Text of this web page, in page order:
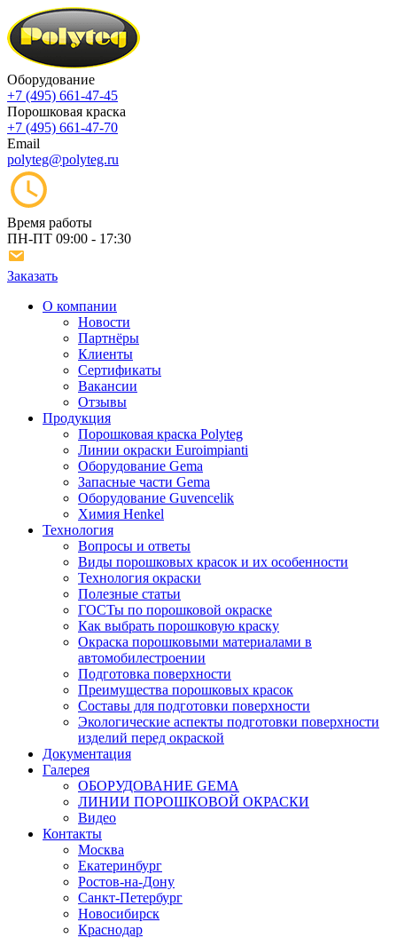
Оборудование
+7 (495) 661-47-45
Порошковая краска
+7 (495) 661-47-70
Email
polyteg@polyteg.ru
Время работы
ПН-ПТ 09:00 - 17:30
Заказать
О компании
Новости
Партнёры
Клиенты
Сертификаты
Вакансии
Отзывы
Продукция
Порошковая краска Polyteg
Линии окраски Euroimpianti
Оборудование Gema
Запасные части Gema
Оборудование Guvencelik
Химия Henkel
Технология
Вопросы и ответы
Виды порошковых красок и их особенности
Технология окраски
Полезные статьи
ГОСТы по порошковой окраске
Как выбрать порошковую краску
Окраска порошковыми материалами в
автомобилестроении
Подготовка поверхности
Преимущества порошковых красок
Составы для подготовки поверхности
Экологические аспекты подготовки поверхности
изделий перед окраской
Документация
Галерея
ОБОРУДОВАНИЕ GEMA
ЛИНИИ ПОРОШКОВОЙ ОКРАСКИ
Видео
Контакты
Москва
Екатеринбург
Ростов-на-Дону
Санкт-Петербург
Новосибирск
Краснодар